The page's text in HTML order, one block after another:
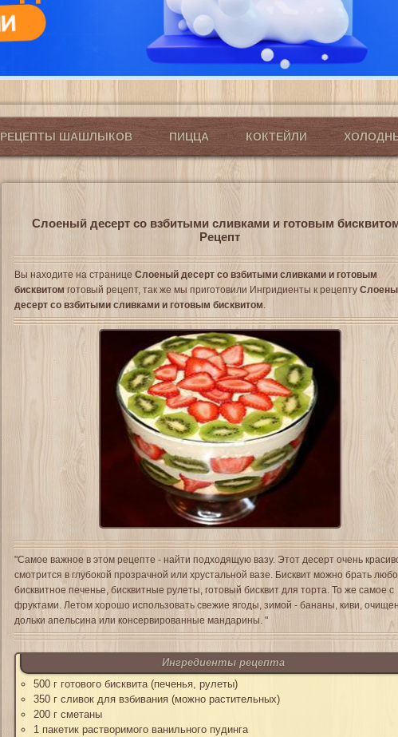
РЕЦЕПТЫ ШАШЛЫКОВ ПИЦЦА КОКТЕЙЛИ
Слоеный десерт со взбитыми сливками и готовым
Рецепт
Вы находите на странице Слоеный десерт со взбитыми сливками и готовым
бисквитомготовый рецепт, так же мы приготовили Ингридиенты к рецепту
десерт со взбитыми сливками и готовым бисквитом
"Самое важное в этом рецепте - найти подходящую вазу. Этот десерт очень
смотрится в глубокой прозрачной или хрустальной вазе. Бисквит можно брать
бисквитное печенье, бисквитные рулеты, готовый бисквит для торта. То же самое с
фруктами. Летом хорошо использовать свежие ягоды, зимой - бананы, киви,
дольки апельсина или консервированные мандарины. "
Ингредиенты рецепта
500 г готового бисквита (печенья, рулеты)
350 г сливок для взбивания (можно растительных)
200 г сметаны
1 пакетик растворимого ванильного пудинга